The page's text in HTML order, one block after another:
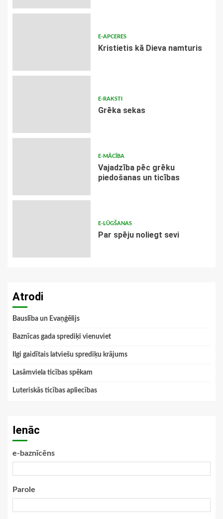
E-APCERES
Kristietis kā Dieva namturis
E-RAKSTI
Grēka sekas
E-MĀCĪBA
Vajadzība pēc grēku
piedošanas un ticības
E-LŪGŠANAS
Par spēju noliegt sevi
Atrodi
Bauslība un Evaņģēlijs
Baznīcas gada sprediķi vienuviet
Ilgi gaidītais latviešu sprediķu krājums
Lasāmviela ticības spēkam
Luteriskās ticības apliecības
Ienāc
e-baznīcēns
Parole